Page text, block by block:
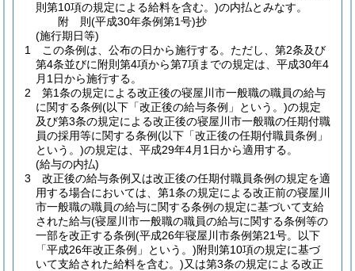
則第10項の規定による給料を含む。)の内払とみなす。
附 則(平成30年条例第1号)抄
(施行期日等)
1
この条例は、公布の日から施行する。 ただし、第2条及び
第4条並びに附則第4項から第7項までの規定は、平成30年4
月1日から施行する。
2
第1条の規定による改正後の寝屋川市一般職の職員の給与
に関する条例(以下「改正後の給与条例」という。)の規定
及び第3条の規定による改正後の寝屋川市一般職の任期付職
員の採用等に関する条例(以下「改正後の任期付職員条例」
という。)の規定は、平成29年4月1日から適用する。
(給与の内払)
3
改正後の給与条例又は改正後の任期付職員条例の規定を適
用する場合においては、第1条の規定による改正前の寝屋川
市一般職の職員の給与に関する条例の規定に基づいて支給
された給与(寝屋川市一般職の職員の給与に関する条例等の
一部を改正する条例(平成26年寝屋川市条例第21号。以下
「平成26年改正条例」という。)附則第10項の規定に基づ
いて支給された給料を含む。)又は第3条の規定による改正